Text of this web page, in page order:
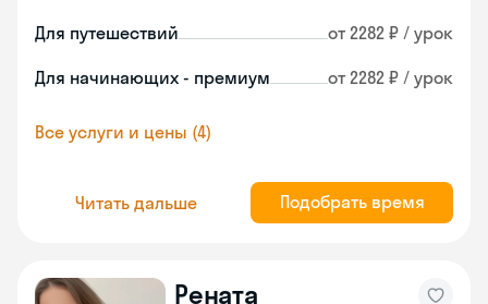
Для путешествий от 2282 ₽ / урок
Для начинающих - премиум от 2282 ₽ / урок
Все услуги и цены (4)
Читать дальше Подобрать время
Рената